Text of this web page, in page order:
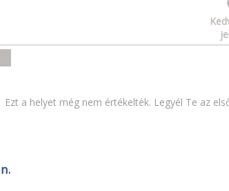
Ezt a helyet még nem értékelték. Legyél Te az